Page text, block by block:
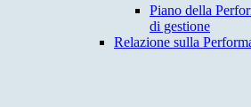
Piano della
di gestione
Relazione sulla